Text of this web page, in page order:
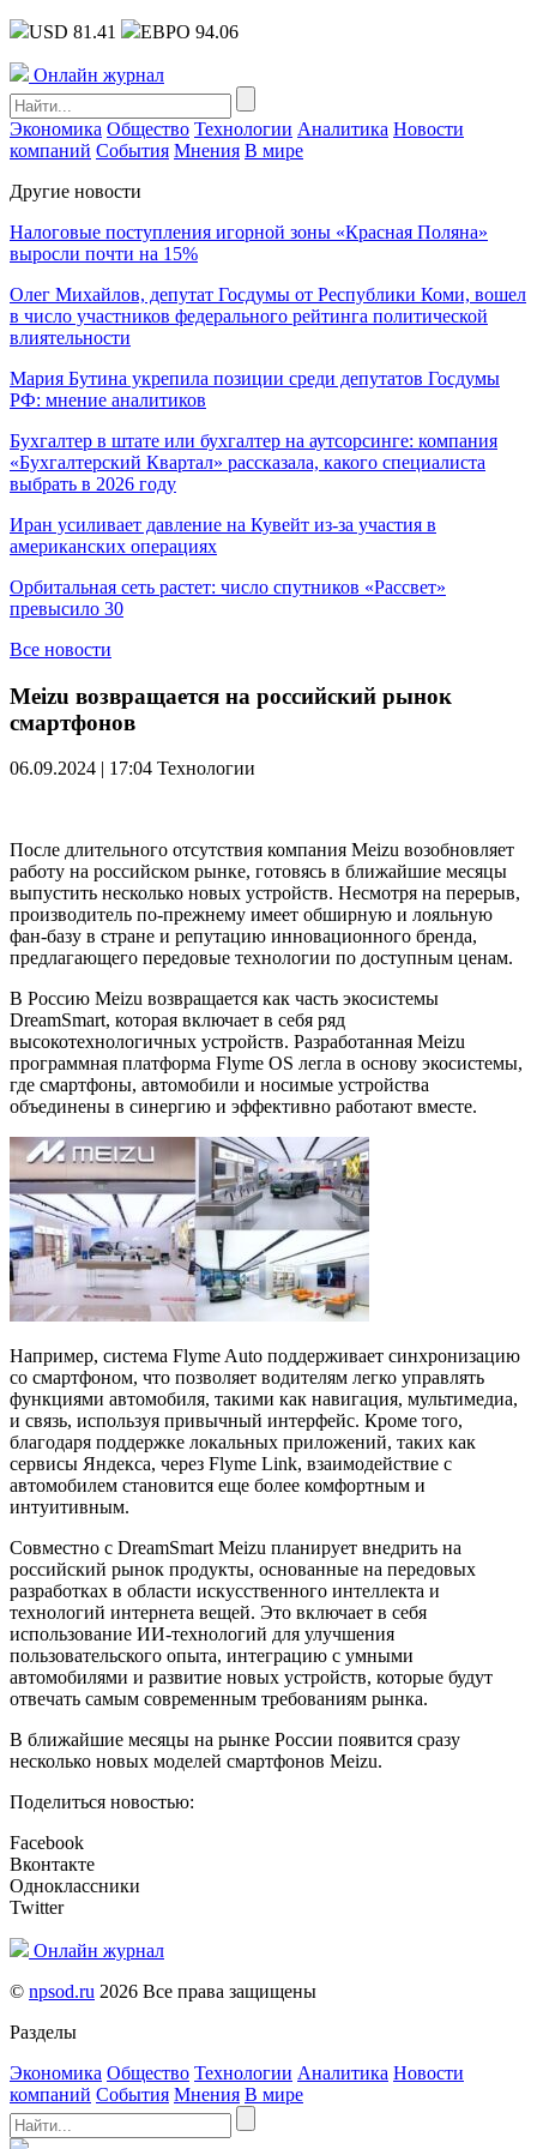
USD 81.41 ЕВРО 94.06
Онлайн журнал
Экономика Общество Технологии Аналитика Новости
компаний События Мнения В мире
Другие новости
Налоговые поступления игорной зоны «Красная Поляна»
выросли почти на 15%
Олег Михайлов, депутат Госдумы от Республики Коми, вошел
в число участников федерального рейтинга политической
влиятельности
Мария Бутина укрепила позиции среди депутатов Госдумы
РФ: мнение аналитиков
Бухгалтер в штате или бухгалтер на аутсорсинге: компания
«Бухгалтерский Квартал» рассказала, какого специалиста
выбрать в 2026 году
Иран усиливает давление на Кувейт из-за участия в
американских операциях
Орбитальная сеть растет: число спутников «Рассвет»
превысило 30
Все новости
Meizu возвращается на российский рынок
смартфонов
06.09.2024 | 17:04 Технологии
После длительного отсутствия компания Meizu возобновляет
работу на российском рынке, готовясь в ближайшие месяцы
выпустить несколько новых устройств. Несмотря на перерыв,
производитель по-прежнему имеет обширную и лояльную
фан-базу в стране и репутацию инновационного бренда,
предлагающего передовые технологии по доступным ценам.
В Россию Meizu возвращается как часть экосистемы
DreamSmart, которая включает в себя ряд
высокотехнологичных устройств. Разработанная Meizu
программная платформа Flyme OS легла в основу экосистемы,
где смартфоны, автомобили и носимые устройства
объединены в синергию и эффективно работают вместе.
Например, система Flyme Auto поддерживает синхронизацию
со смартфоном, что позволяет водителям легко управлять
функциями автомобиля, такими как навигация, мультимедиа,
и связь, используя привычный интерфейс. Кроме того,
благодаря поддержке локальных приложений, таких как
сервисы Яндекса, через Flyme Link, взаимодействие с
автомобилем становится еще более комфортным и
интуитивным.
Совместно с DreamSmart Meizu планирует внедрить на
российский рынок продукты, основанные на передовых
разработках в области искусственного интеллекта и
технологий интернета вещей. Это включает в себя
использование ИИ-технологий для улучшения
пользовательского опыта, интеграцию с умными
автомобилями и развитие новых устройств, которые будут
отвечать самым современным требованиям рынка.
В ближайшие месяцы на рынке России появится сразу
несколько новых моделей смартфонов Meizu.
Поделиться новостью:
Facebook
Вконтакте
Одноклассники
Twitter
Онлайн журнал
© npsod.ru 2026 Все права защищены
Разделы
Экономика Общество Технологии Аналитика Новости
компаний События Мнения В мире